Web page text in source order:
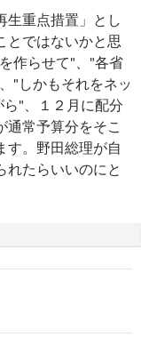
生重点措置」とし
とではないかと思
作らせて"、"各省
"しかもそれをネッ
ら"、１２月に配分
通常予算分をそこ
す。野田総理が自
れたらいいのにと